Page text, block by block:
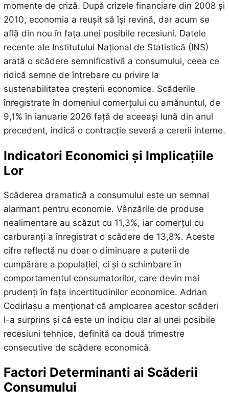
momente de criză. După crizele financiare din 2008 și
2010, economia a reușit să își revină, dar acum se
află din nou în fața unei posibile recesiuni. Datele
recente ale Institutului Național de Statistică (INS)
arată o scădere semnificativă a consumului, ceea ce
ridică semne de întrebare cu privire la
sustenabilitatea creșterii economice. Scăderile
înregistrate în domeniul comerțului cu amănuntul, de
9,1% în ianuarie 2026 față de aceeași lună din anul
precedent, indică o contracție severă a cererii interne.
Indicatori Economici și Implicațiile
Lor
Scăderea dramatică a consumului este un semnal
alarmant pentru economie. Vânzările de produse
nealimentare au scăzut cu 11,3%, iar comerțul cu
carburanți a înregistrat o scădere de 13,8%. Aceste
cifre reflectă nu doar o diminuare a puterii de
cumpărare a populației, ci și o schimbare în
comportamentul consumatorilor, care devin mai
prudenți în fața incertitudinilor economice. Adrian
Codirlașu a menționat că amploarea acestor scăderi
l-a surprins și că este un indiciu clar al unei posibile
recesiuni tehnice, definită ca două trimestre
consecutive de scădere economică.
Factori Determinanti ai Scăderii
Consumului